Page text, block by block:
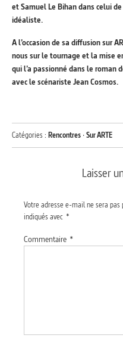
et Samuel Le Bihan dans celui
idéaliste.
A l’occasion de sa diffusion sur
nous sur le tournage et la mise
qui l’a passionné dans le roman
avec le scénariste Jean Cosmos.
Catégories : Rencontres ·Sur ARTE
Laisser
Votre adresse e-mail ne sera pas
indiqués avec *
Commentaire *